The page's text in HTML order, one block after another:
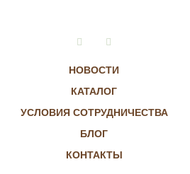
НОВОСТИ
КАТАЛОГ
УСЛОВИЯ СОТРУДНИЧЕСТВА
БЛОГ
КОНТАКТЫ
VkontakteInstagram